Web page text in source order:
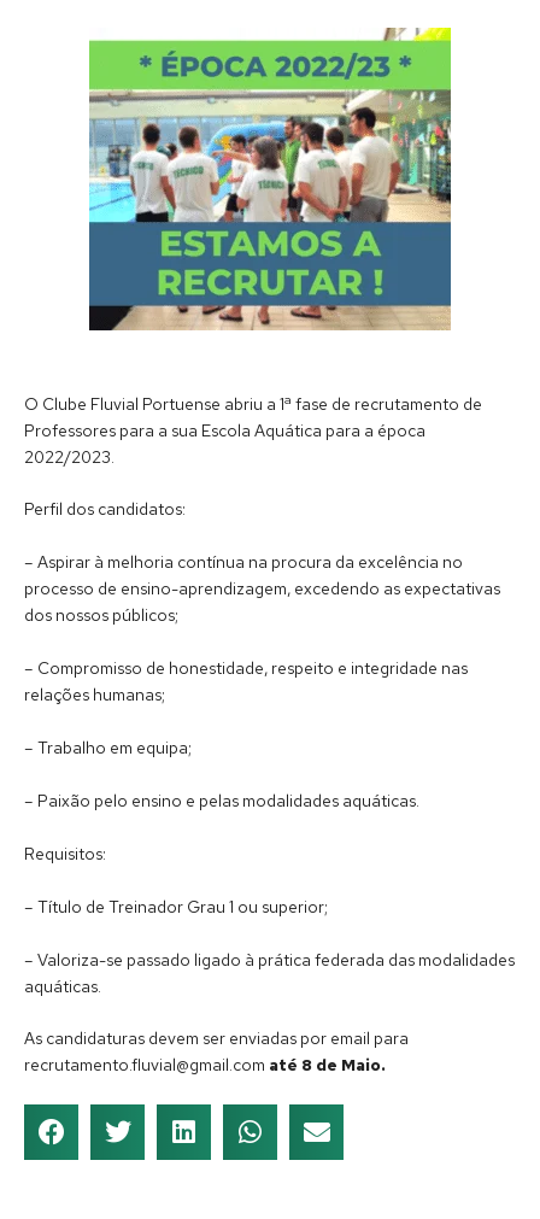
O Clube Fluvial Portuense abriu a 1ª fase de recrutamento de
Professores para a sua Escola Aquática para a época
2022/2023.
Perfil dos candidatos:
– Aspirar à melhoria contínua na procura da excelência no
processo de ensino-aprendizagem, excedendo as expectativas
dos nossos públicos;
– Compromisso de honestidade, respeito e integridade nas
relações humanas;
– Trabalho em equipa;
– Paixão pelo ensino e pelas modalidades aquáticas.
Requisitos:
– Título de Treinador Grau 1 ou superior;
– Valoriza-se passado ligado à prática federada das modalidades
aquáticas.
As candidaturas devem ser enviadas por email para
recrutamento.fluvial@gmail.com até 8 de Maio.